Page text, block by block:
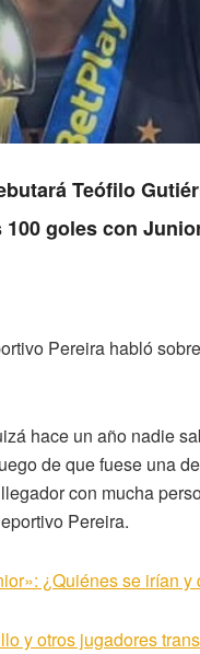
Teófilo
goles con
Pereira habló
hace un año nadie
de que fuese una
con mucha
Pereira.
¿Quiénes se irían
y otros jugadores